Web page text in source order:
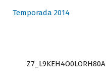
Temporada 2014